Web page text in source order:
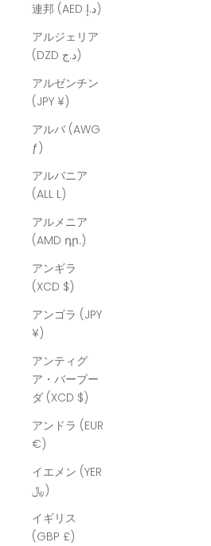
連邦 (AED د.إ)
アルジェリア
(DZD د.ج)
アルゼンチン
(JPY ¥)
アルバ (AWG
ƒ)
アルバニア
(ALL L)
アルメニア
(AMD դր.)
アンギラ
(XCD $)
アンゴラ (JPY
¥)
アンティグ
ア・バーブー
ダ (XCD $)
アンドラ (EUR
€)
イエメン (YER
﷼)
イギリス
(GBP £)